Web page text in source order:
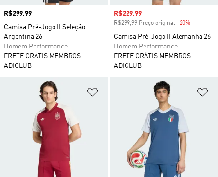
Preço
R$299,99
Camisa Pré-Jogo II Seleção
Argentina 26
Homem Performance
FRETE GRÁTIS MEMBROS
ADICLUB
Preço com desconto
R$229,99
R$299,99 Preço original -20%
Camisa Pré-Jogo II Alemanha 26
Homem Performance
FRETE GRÁTIS MEMBROS
ADICLUB
Adicionar à Lista de Desejos